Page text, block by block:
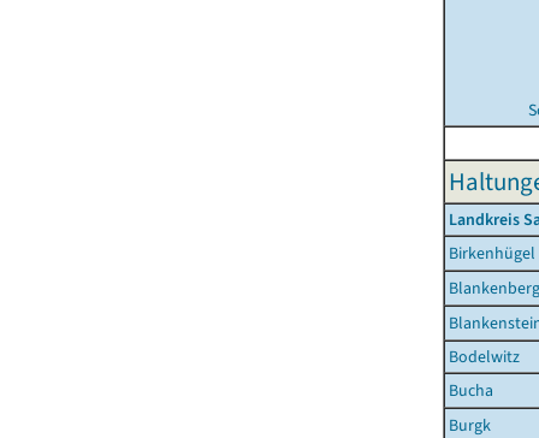
Landkreis
Birkenhügel
Blankenberg
Bodelwitz
Bucha
Burgk